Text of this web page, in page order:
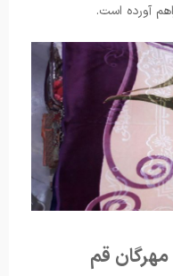
آورده است.
قم